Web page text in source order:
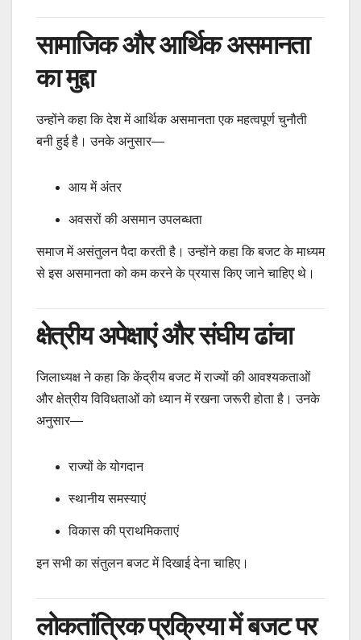
सामाजिक और आर्थिक असमानता
का मुद्दा
उन्होंने कहा कि देश में आर्थिक असमानता एक महत्वपूर्ण चुनौती
बनी हुई है। उनके अनुसार—
आय में अंतर
अवसरों की असमान उपलब्धता
समाज में असंतुलन पैदा करती है। उन्होंने कहा कि बजट के माध्यम
से इस असमानता को कम करने के प्रयास किए जाने चाहिए थे।
क्षेत्रीय अपेक्षाएं और संघीय ढांचा
जिलाध्यक्ष ने कहा कि केंद्रीय बजट में राज्यों की आवश्यकताओं
और क्षेत्रीय विविधताओं को ध्यान में रखना जरूरी होता है। उनके
अनुसार—
राज्यों के योगदान
स्थानीय समस्याएं
विकास की प्राथमिकताएं
इन सभी का संतुलन बजट में दिखाई देना चाहिए।
लोकतांत्रिक प्रक्रिया में बजट पर